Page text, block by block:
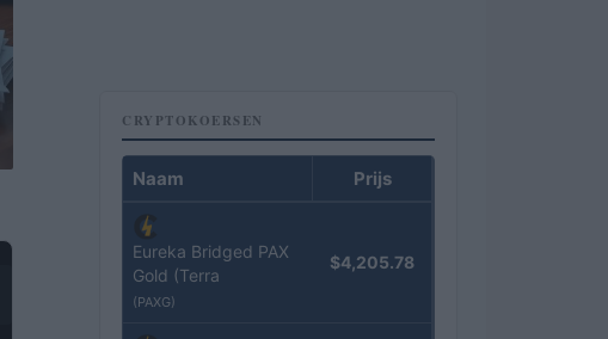
CRYPTOKOERSEN
Naam Prijs
Eureka Bridged PAX
Gold (Terra
(PAXG)
$4,205.78